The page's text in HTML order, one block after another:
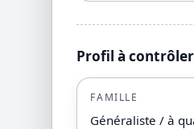
Profil à contrôler
FAMILLE
Généraliste / à